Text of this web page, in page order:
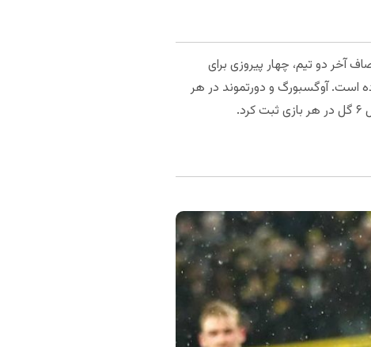
آخر دو تیم، چهار پیروزی برای
است. آوگسبورگ و دورتموند در هر